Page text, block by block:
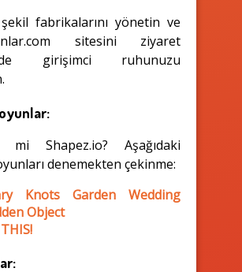
şekil fabrikalarını yönetin ve
sitesini ziyaret
girişimci ruhunuzu
mi Shapez.io? Aşağıdaki
denemekten çekinme:
Knots Garden Wedding
Object